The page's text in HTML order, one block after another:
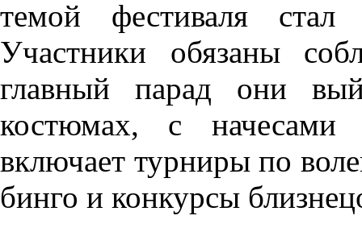
темой фестиваля стал
Участники обязаны
главный парад они
костюмах, с начесами
включает турниры по
бинго и конкурсы